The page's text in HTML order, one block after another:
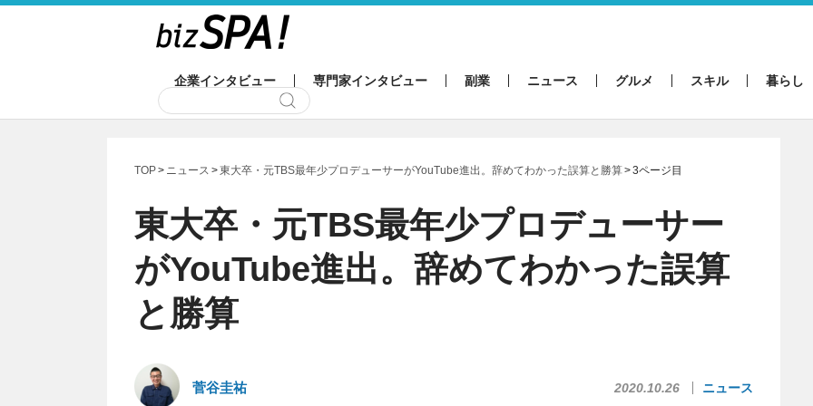
企業インタビュー 専門家インタビュー 副業 ニュース グルメ スキル 暮らし
TOP ニュース 東大卒・元TBS最年少プロデューサーがYouTube進出。辞めてわかった誤算と勝算 3ページ目
東大卒・元TBS最年少プロデューサー
がYouTube進出。辞めてわかった誤算
と勝算
菅谷圭祐 2020.10.26 ニュース